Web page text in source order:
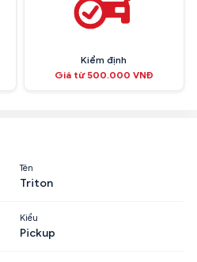
Kiểm định
Giá từ 500.000 VNĐ
Tên
Triton
Kiểu
Pickup